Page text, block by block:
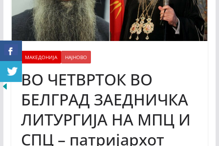
МАКЕДОНИЈА НАЈНОВО
ВО ЧЕТВРТОК ВО
БЕЛГРАД ЗАЕДНИЧКА
ЛИТУРГИЈА НА МПЦ И
СПЦ – патријархот